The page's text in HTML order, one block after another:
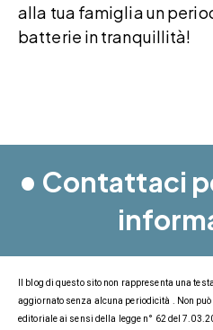
alla tua famiglia un
batterie in tranquillità!
• Contattaci
Il blog di questo sito non rappresenta una
aggiornato senza alcuna periodicità . Non
editoriale ai sensi della legge n° 62 del